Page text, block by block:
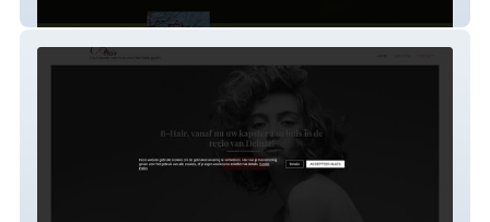
tuinen-den-hof